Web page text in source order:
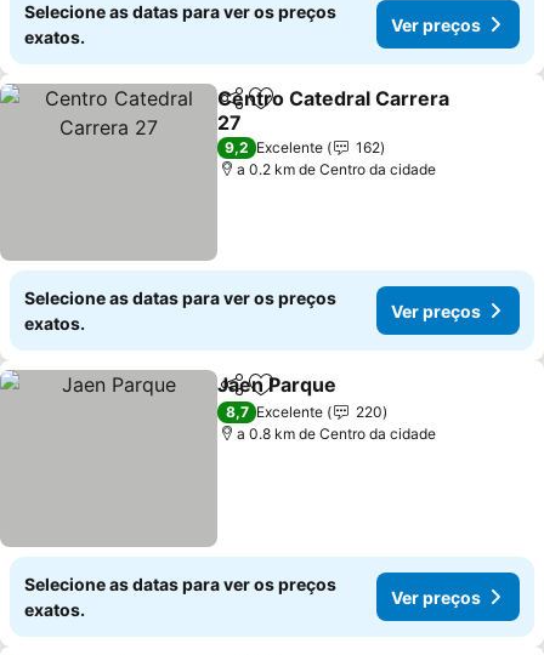
Selecione as datas para ver os preços
exatos.
Ver preços
PartilharAdicionar aos favoritos
Centro Catedral Carrera
27
9,2 Excelente
162
a 0.2 km de Centro da cidade
Selecione as datas para ver os preços
exatos.
Ver preços
PartilharAdicionar aos favoritos
Jaen Parque
8,7 Excelente
220
a 0.8 km de Centro da cidade
Selecione as datas para ver os preços
exatos.
Ver preços